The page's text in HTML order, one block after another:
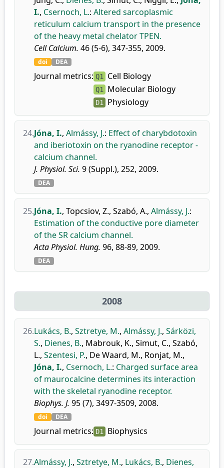
I., Csernoch, L.: Altered sarcoplasmic
reticulum calcium transport in the presence
of the heavy metal chelator TPEN.
Cell Calcium. 46 (5-6), 347-355, 2009.
doi DEA
Journal metrics: Q1 Cell Biology
Q1 Molecular Biology
D1 Physiology
24.Jóna, I., Almássy, J.: Effect of charybdotoxin
and iberiotoxin on the ryanodine receptor -
calcium channel.
J. Physiol. Sci. 9 (Suppl.), 252, 2009.
DEA
25.Jóna, I., Topcsiov, Z., Szabó, A., Almássy, J.:
Estimation of the conductive pore diameter
of the SR calcium channel.
Acta Physiol. Hung. 96, 88-89, 2009.
DEA
2008
26.Lukács, B., Sztretye, M., Almássy, J., Sárközi,
S., Dienes, B., Mabrouk, K., Simut, C., Szabó,
L., Szentesi, P., De Waard, M., Ronjat, M.,
Jóna, I., Csernoch, L.: Charged surface area
of maurocalcine determines its interaction
with the skeletal ryanodine receptor.
Biophys. J. 95 (7), 3497-3509, 2008.
doi DEA
Journal metrics: D1 Biophysics
27.Almássy, J., Sztretye, M., Lukács, B., Dienes,